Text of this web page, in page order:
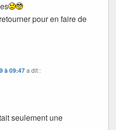
pour en faire de
à 09:47a dit :
seulement une